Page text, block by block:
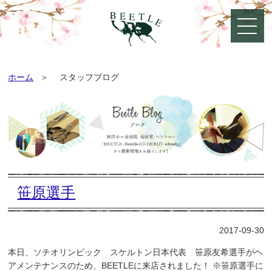
ホーム スタッフブログ
笹原選手
2017-09-30
本日、ソチオリンピック スケルトン日本代表 笹原友希選手がヘ
アメンテナンスのため、BEETLEに来店されました！ ※笹原選手に